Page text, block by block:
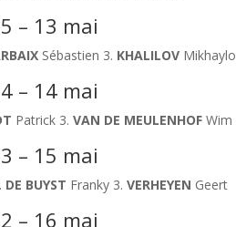
– 13 mai
Sébastien 3. KHALILOV Mikhaylo
– 14 mai
Patrick 3. VAN DE MEULENHOFWim
– 15 mai
DE BUYST Franky 3. VERHEYEN Geert
– 16 mai